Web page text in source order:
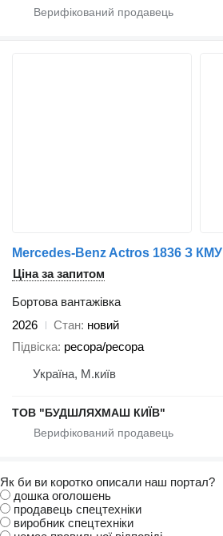
Mercedes-Benz Actros 1836 З КМУ
Ціна за запитом
Бортова вантажівка
2026
Стан новий
Підвіска ресора/ресора
Україна, М.київ
ТОВ "БУДШЛЯХМАШ КИЇВ"
Як би ви коротко описали наш портал?
дошка оголошень
продавець спецтехніки
виробник спецтехніки